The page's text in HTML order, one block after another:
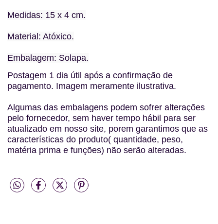
Medidas: 15 x 4 cm.
Material: Atóxico.
Embalagem: Solapa.
Postagem 1 dia útil após a confirmação de
pagamento. Imagem meramente ilustrativa.
Algumas das embalagens podem sofrer alterações
pelo fornecedor, sem haver tempo hábil para ser
atualizado em nosso site, porem garantimos que as
características do produto( quantidade, peso,
matéria prima e funções) não serão alteradas.